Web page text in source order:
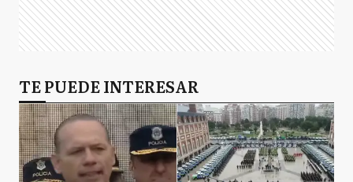
S Saladillo
TE PUEDE INTERESAR